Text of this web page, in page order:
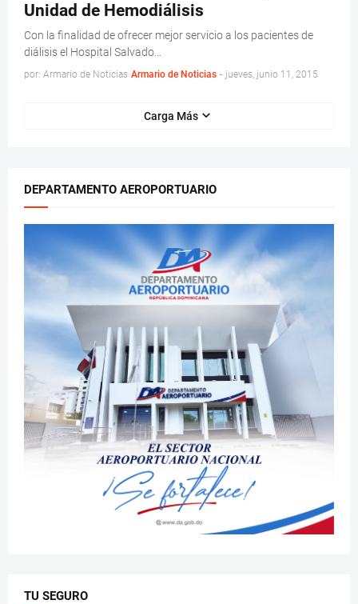
Unidad de Hemodiálisis
Con la finalidad de ofrecer mejor servicio a los pacientes de
diálisis el Hospital Salvado…
por: Armario de Noticias Armario de Noticias - jueves, junio 11, 2015
Carga Más
DEPARTAMENTO AEROPORTUARIO
TU SEGURO